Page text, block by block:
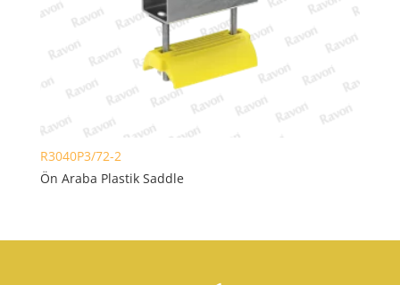
R3040P3/72-2
Ön Araba Plastik Saddle